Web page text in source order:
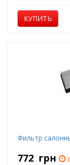
КУПИТЬ
Фильтр
772 грн